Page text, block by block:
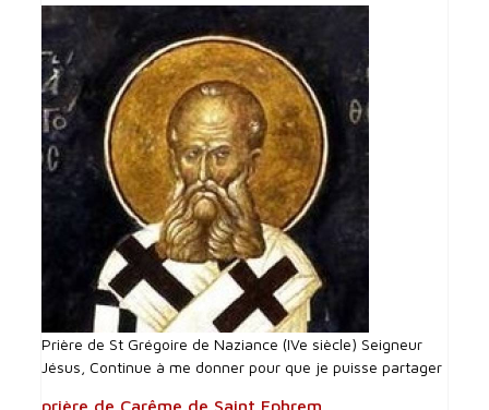
Prière de St Grégoire de Naziance (IVe siècle) Seigneur
Jésus, Continue à me donner pour que je puisse partager
prière de Carême de Saint Ephrem